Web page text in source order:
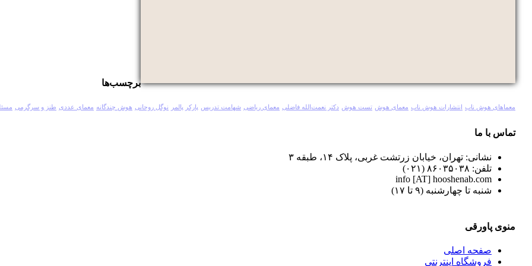
برچسب‌ها
معماهای هوش ناب انتشارات هوش ناب معمای هوش تست هوش دکتر نعمت‌الله فاضلی معمای ریاضی شهامت تدریس پارکر پالمر نوگل روحانی هوش چندگانه معمای عددی طنز و سرگرمی
تماس با ما
نشانی: تهران، خیابان زرتشت غربی، پلاک ۱۴، طبقه ۳
تلفن: ۸۶۰۳۵۰۳۸ (۰۲۱)
info [AT] hooshenab.com
شنبه تا چهارشنبه (۹ تا ۱۷)
منوی پاورقی
صفحه اصلی
فروشگاه اینترنتی